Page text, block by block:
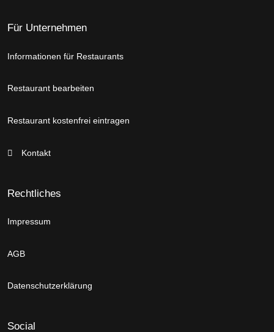
Für Unternehmen
Informationen für Restaurants
Restaurant bearbeiten
Restaurant kostenfrei eintragen
Kontakt
Rechtliches
Impressum
AGB
Datenschutzerklärung
Social